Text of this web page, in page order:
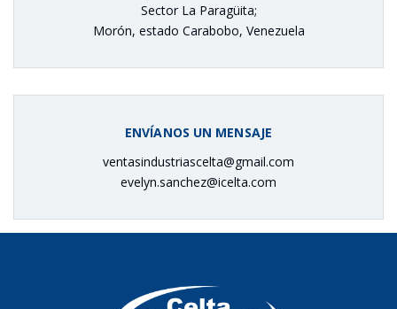
Sector La Paragüita;
Morón, estado Carabobo, Venezuela
ENVÍANOS UN MENSAJE
ventasindustriascelta@gmail.com
evelyn.sanchez@icelta.com